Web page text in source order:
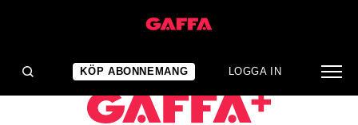
KÖP ABONNEMANG LOGGA IN